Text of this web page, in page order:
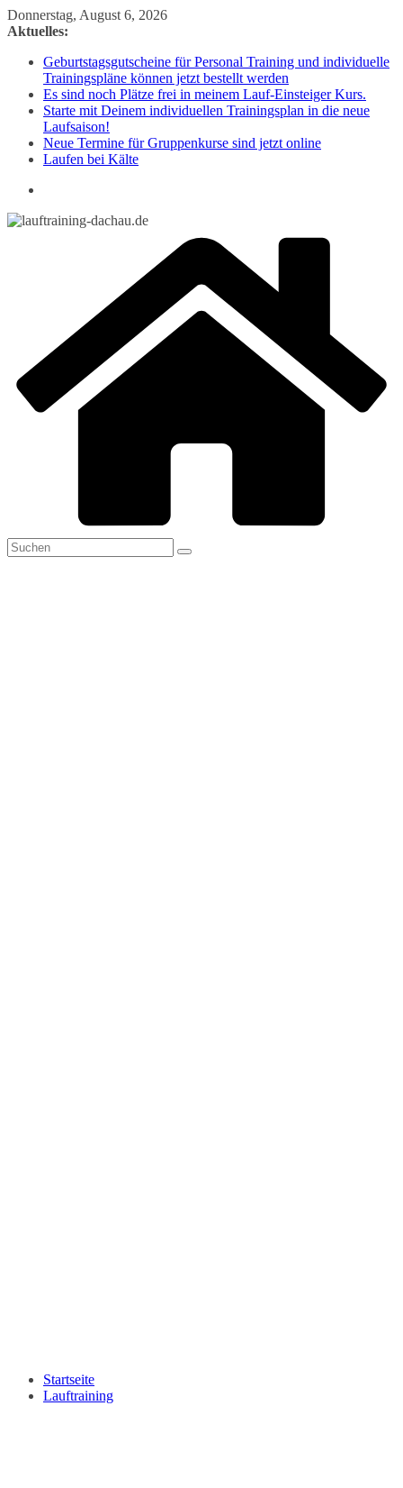
Zum
Inhalt
Donnerstag, August 6, 2026
Aktuelles:
Geburtstagsgutscheine für Personal Training und individuelle
Trainingspläne können jetzt bestellt werden
Es sind noch Plätze frei in meinem Lauf-Einsteiger Kurs.
Starte mit Deinem individuellen Trainingsplan in die neue
Laufsaison!
Neue Termine für Gruppenkurse sind jetzt online
Laufen bei Kälte
Startseite
Lauftraining